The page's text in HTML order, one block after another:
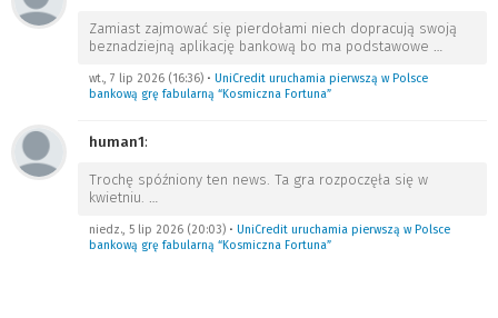
Zamiast zajmować się pierdołami niech dopracują swoją
beznadziejną aplikację bankową bo ma podstawowe …
wt., 7 lip 2026 (16:36) • UniCredit uruchamia pierwszą w Polsce
bankową grę fabularną “Kosmiczna Fortuna”
human1:
Trochę spóźniony ten news. Ta gra rozpoczęła się w
kwietniu. …
niedz., 5 lip 2026 (20:03) • UniCredit uruchamia pierwszą w Polsce
bankową grę fabularną “Kosmiczna Fortuna”